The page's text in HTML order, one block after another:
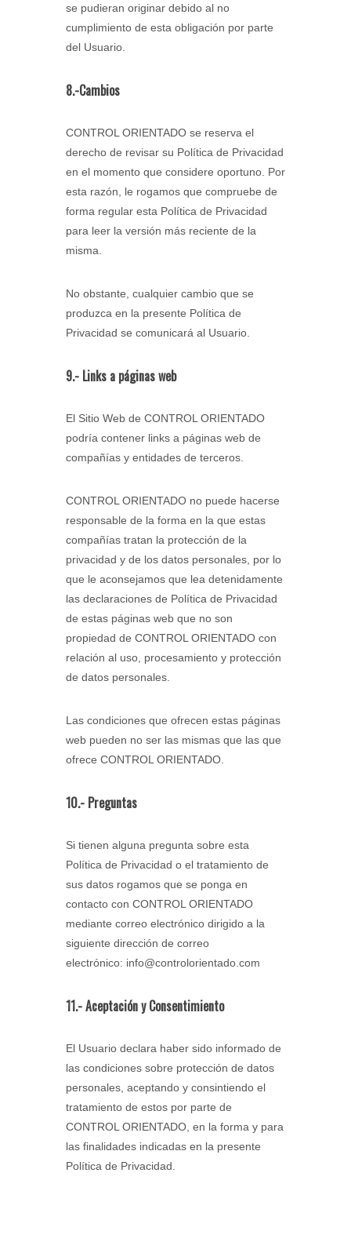
se pudieran originar debido al no
cumplimiento de esta obligación por parte
del Usuario.
8.-Cambios
CONTROL ORIENTADO se reserva el
derecho de revisar su Política de Privacidad
en el momento que considere oportuno. Por
esta razón, le rogamos que compruebe de
forma regular esta Política de Privacidad
para leer la versión más reciente de la
misma.
No obstante, cualquier cambio que se
produzca en la presente Política de
Privacidad se comunicará al Usuario.
9.- Links a páginas web
El Sitio Web de CONTROL ORIENTADO
podría contener links a páginas web de
compañías y entidades de terceros.
CONTROL ORIENTADO no puede hacerse
responsable de la forma en la que estas
compañías tratan la protección de la
privacidad y de los datos personales, por lo
que le aconsejamos que lea detenidamente
las declaraciones de Política de Privacidad
de estas páginas web que no son
propiedad de CONTROL ORIENTADO con
relación al uso, procesamiento y protección
de datos personales.
Las condiciones que ofrecen estas páginas
web pueden no ser las mismas que las que
ofrece CONTROL ORIENTADO.
10.- Preguntas
Si tienen alguna pregunta sobre esta
Política de Privacidad o el tratamiento de
sus datos rogamos que se ponga en
contacto con CONTROL ORIENTADO
mediante correo electrónico dirigido a la
siguiente dirección de correo
electrónico: info@controlorientado.com​​​​​​​
11.- Aceptación y Consentimiento
El Usuario declara haber sido informado de
las condiciones sobre protección de datos
personales, aceptando y consintiendo el
tratamiento de estos por parte de
CONTROL ORIENTADO, en la forma y para
las finalidades indicadas en la presente
Política de Privacidad.